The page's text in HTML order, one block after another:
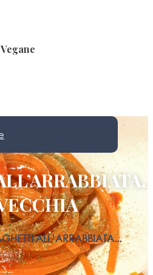
ALL’ARRABBIATA...